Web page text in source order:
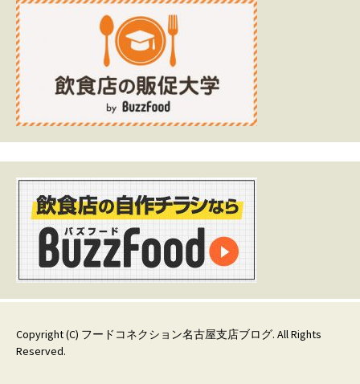
Copyright (C) フードコネクション名古屋支店ブログ. All Rights
Reserved.